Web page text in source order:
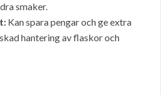
smaker.
Kan spara pengar och ge extra
hantering av flaskor och